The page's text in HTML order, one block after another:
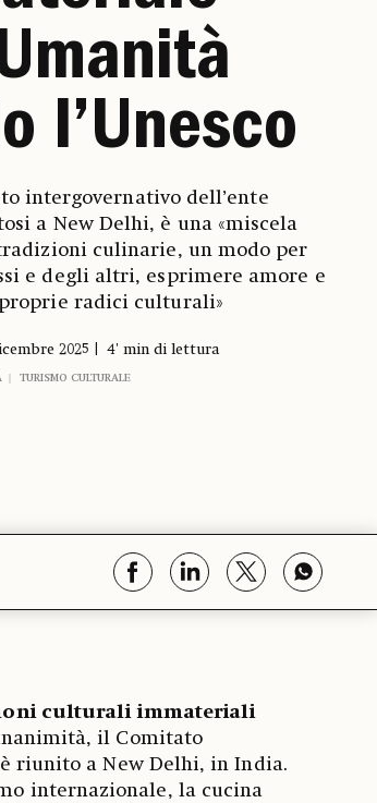
l’Unesco
intergovernativo dell’ente
a New Delhi, è una «miscela
culinarie, un modo per
e degli altri, esprimere amore e
radici culturali»
2025 4' min di lettura
TURISMO CULTURALE
culturali immateriali
il Comitato
riunito a New Delhi, in India.
internazionale, la cucina